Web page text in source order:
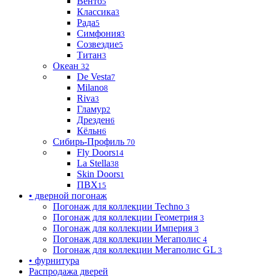
Классика3
Рада5
Симфония3
Созвездие5
Титан3
Океан 32
De Vesta7
Milano8
Riva3
Гламур2
Дрезден6
Кёльн6
Сибирь-Профиль 70
Fly Doors14
La Stella38
Skin Doors1
ПВХ15
• дверной погонаж
Погонаж для коллекции Techno 3
Погонаж для коллекции Геометрия 3
Погонаж для коллекции Империя 3
Погонаж для коллекции Мегаполис 4
Погонаж для коллекции Мегаполис GL 3
• фурнитура
Распродажа дверей